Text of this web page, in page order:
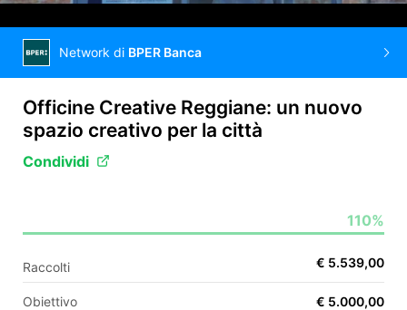
IT
ES
Network di BPER Banca
Officine Creative Reggiane: un nuovo
spazio creativo per la città
Condividi
110%
Raccolti € 5.539,00
Obiettivo € 5.000,00